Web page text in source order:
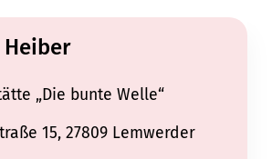
„Die bunte Welle“
15, 27809 Lemwerder